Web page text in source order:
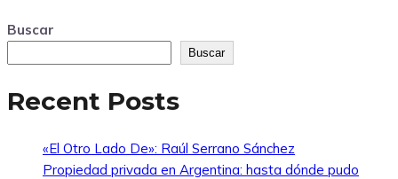
Buscar
Buscar
Recent Posts
«El Otro Lado De»: Raúl Serrano Sánchez
Propiedad privada en Argentina: hasta dónde pudo